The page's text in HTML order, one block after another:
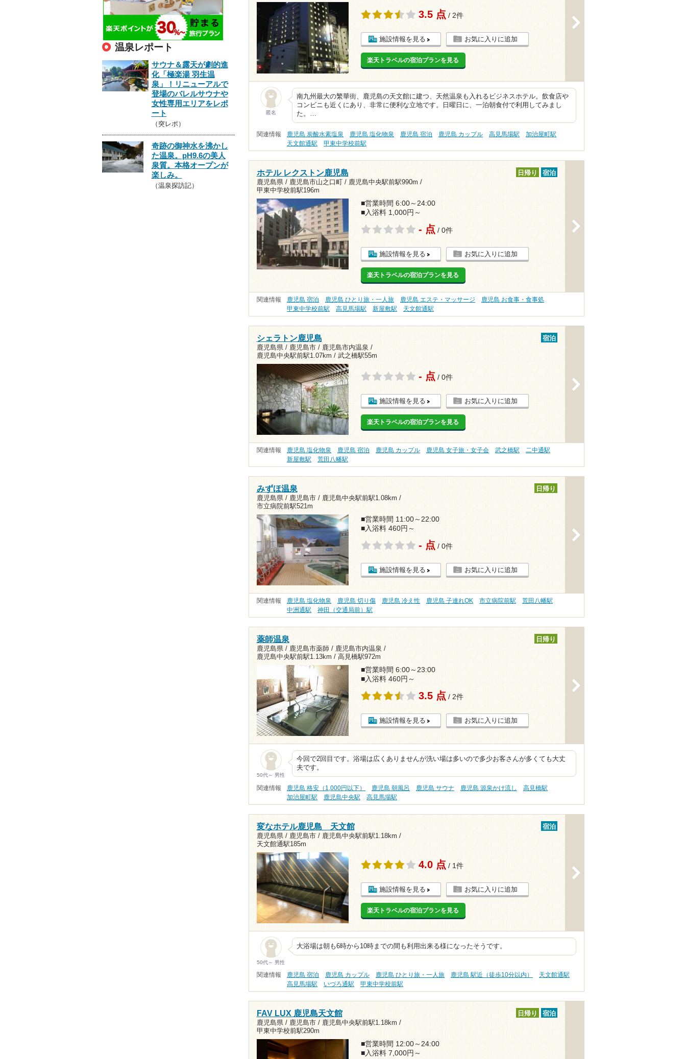
3.5 点 / 2件
施設情報を見る お気に入りに追加
楽天トラベルの宿泊プランを見る
匿名
南九州最大の繁華街、鹿児島の天文館に建つ、天然温泉も入れるビジネスホテル。飲食店や
コンビニも近くにあり、非常に便利な立地です。日曜日に、一泊朝食付で利用してみまし
た。…
関連情報 鹿児島 炭酸水素塩泉 鹿児島 塩化物泉 鹿児島 宿泊 鹿児島 カップル 高見馬場駅
加治屋町駅
天文館通駅
甲東中学校前駅
ホテル レクストン鹿児島
鹿児島県 / 鹿児島市山之口町 / 鹿児島中央駅前駅990m /
甲東中学校前駅196m
日帰り 宿泊
■営業時間 6:00～24:00
■入浴料 1,000円～
- 点 / 0件
施設情報を見る お気に入りに追加
楽天トラベルの宿泊プランを見る
関連情報 鹿児島 宿泊 鹿児島 ひとり旅・一人旅 鹿児島 エステ・マッサージ
鹿児島 お食事・食事処
甲東中学校前駅
高見馬場駅 新屋敷駅 天文館通駅
シェラトン鹿児島
鹿児島県 / 鹿児島市 / 鹿児島市内温泉 /
鹿児島中央駅前駅1.07km / 武之橋駅55m
宿泊
- 点 / 0件
施設情報を見る お気に入りに追加
楽天トラベルの宿泊プランを見る
関連情報 鹿児島 塩化物泉 鹿児島 宿泊 鹿児島 カップル 鹿児島 女子旅・女子会 武之橋駅
二中通駅
新屋敷駅
荒田八幡駅
みずほ温泉
鹿児島県 / 鹿児島市 / 鹿児島中央駅前駅1.08km /
市立病院前駅521m
日帰り
■営業時間 11:00～22:00
■入浴料 460円～
- 点 / 0件
施設情報を見る お気に入りに追加
関連情報 鹿児島 塩化物泉 鹿児島 切り傷 鹿児島 冷え性 鹿児島 子連れOK 市立病院前駅
荒田八幡駅
中洲通駅
神田（交通局前）駅
薬師温泉
鹿児島県 / 鹿児島市薬師 / 鹿児島市内温泉 /
鹿児島中央駅前駅1.13km / 高見橋駅972m
日帰り
■営業時間 6:00～23:00
■入浴料 460円～
3.5 点 / 2件
施設情報を見る お気に入りに追加
50代～ 男性
今回で2回目です。浴場は広くありませんが洗い場は多いので多少お客さんが多くても大丈
夫です。
関連情報 鹿児島 格安（1,000円以下） 鹿児島 朝風呂 鹿児島 サウナ 鹿児島 源泉かけ流し
高見橋駅
加治屋町駅
鹿児島中央駅 高見馬場駅
変なホテル鹿児島 天文館
鹿児島県 / 鹿児島市 / 鹿児島中央駅前駅1.18km /
天文館通駅185m
宿泊
4.0 点 / 1件
施設情報を見る お気に入りに追加
楽天トラベルの宿泊プランを見る
50代～ 男性
大浴場は朝も6時から10時までの間も利用出来る様になったそうです。
関連情報 鹿児島 宿泊 鹿児島 カップル 鹿児島 ひとり旅・一人旅 鹿児島 駅近（徒歩10分以内）
天文館通駅
高見馬場駅
いづろ通駅 甲東中学校前駅
FAV LUX 鹿児島天文館
鹿児島県 / 鹿児島市 / 鹿児島中央駅前駅1.18km /
甲東中学校前駅290m
日帰り 宿泊
■営業時間 12:00～24:00
■入浴料 7,000円～
温泉レポート
サウナ＆露天が劇的進
化「極楽湯 羽生温
泉」！リニューアルで
登場のバレルサウナや
女性専用エリアをレポ
ート
（突レポ）
奇跡の御神水を沸かし
た温泉。pH9.6の美人
泉質。本格オープンが
楽しみ。
（温泉探訪記）